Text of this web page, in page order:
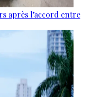
après l’accord entre